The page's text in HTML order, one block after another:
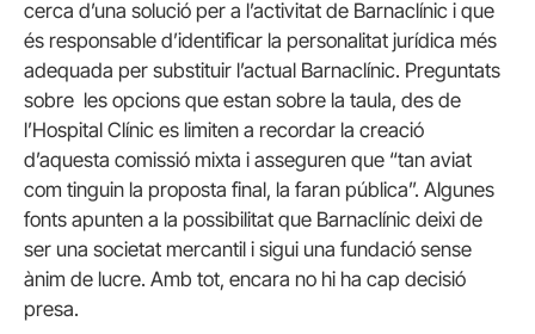
cerca d’una solució per a l’activitat de Barnaclínic i que
és responsable d’identificar la personalitat jurídica més
adequada per substituir l’actual Barnaclínic. Preguntats
sobre les opcions que estan sobre la taula, des de
l’Hospital Clínic es limiten a recordar la creació
d’aquesta comissió mixta i asseguren que “tan aviat
com tinguin la proposta final, la faran pública”. Algunes
fonts apunten a la possibilitat que Barnaclínic deixi de
ser una societat mercantil i sigui una fundació sense
ànim de lucre. Amb tot, encara no hi ha cap decisió
presa.